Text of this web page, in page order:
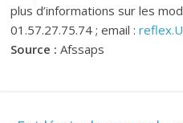
plus d’informations sur les
01.57.27.75.74 ; email :
Source : Afssaps